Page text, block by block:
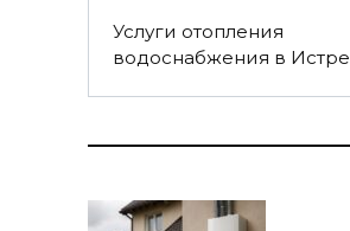
Услуги отопления
водоснабжения в Истре